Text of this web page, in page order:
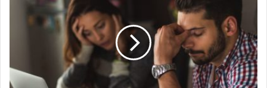
Consumidores
Inadimplentes
Marca
Desde